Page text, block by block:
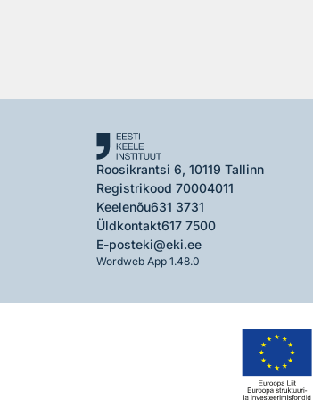
Roosikrantsi 6, 10119 Tallinn
Registrikood 70004011
Keelenõu631 3731
Üldkontakt617 7500
E-posteki@eki.ee
Wordweb App 1.48.0